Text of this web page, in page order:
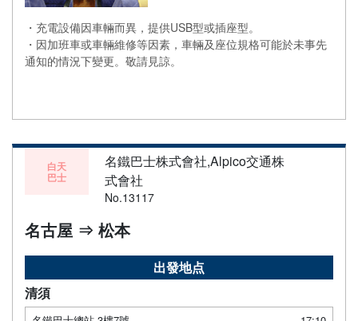
・充電設備因車輛而異，提供USB型或插座型。
・因加班車或車輛維修等因素，車輛及座位規格可能於未事先
通知的情況下變更。敬請見諒。
白天
巴士
名鐵巴士株式會社,Alpico交通株
式會社
No.13117
名古屋 ⇒ 松本
出發地点
清須